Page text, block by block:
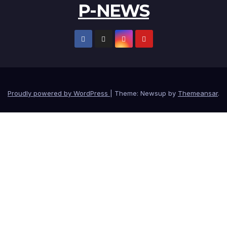
P-NEWS
Proudly powered by WordPress Theme: Newsup by Themeansar.